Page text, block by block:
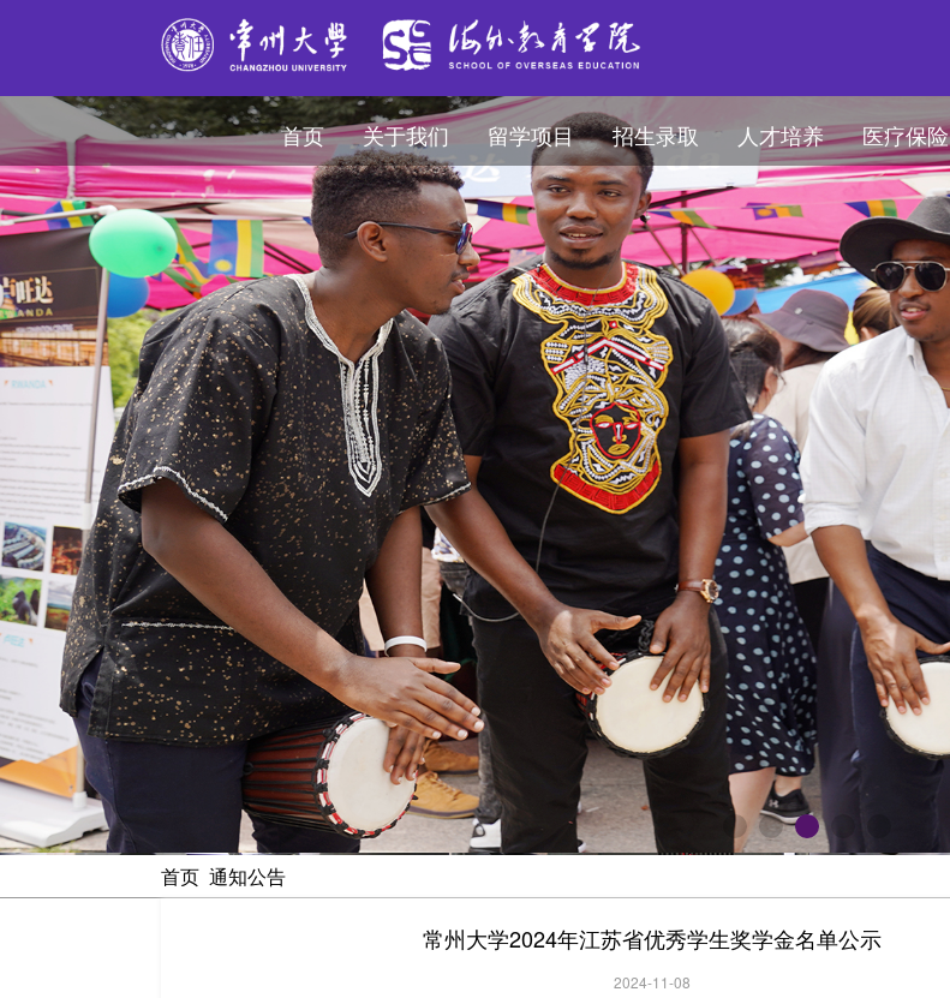
首页 关于我们 留学项目 招生录取 人才培养 医疗保险
首页 通知公告
常州大学2024年江苏省优秀学生奖学金名单公示
2024-11-08